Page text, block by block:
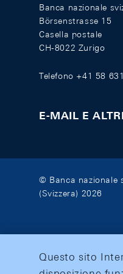
Banca nazionale
Börsenstrasse 15
Casella postale
CH-8022 Zurigo
Telefono +41 58
E-MAIL E
© Banca nazionale
(Svizzera) 2026
Questo sito